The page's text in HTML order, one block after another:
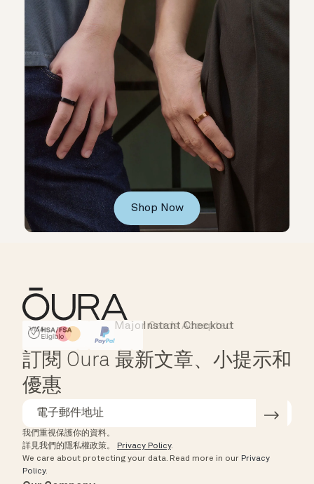
Shop Now
HSA/FSA Eligible
Affirm
Instant Checkout
Major Cards Accepted
訂閱 Oura 最新文章、小提示和
優惠
我們重視保護你的資料。
詳見我們的隱私權政策。
Privacy Policy.
We care about protecting your data. Read more in our Privacy
Policy.